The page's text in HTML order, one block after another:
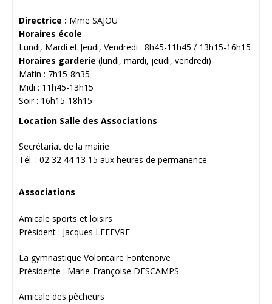
Directrice : Mme SAJOU
Horaires école
Lundi, Mardi et Jeudi, Vendredi : 8h45-11h45 / 13h15-16h15
Horaires garderie (lundi, mardi, jeudi, vendredi)
Matin : 7h15-8h35
Midi : 11h45-13h15
Soir : 16h15-18h15
Location Salle des Associations
Secrétariat de la mairie
Tél. : 02 32 44 13 15 aux heures de permanence
Associations
Amicale sports et loisirs
Président : Jacques LEFEVRE
La gymnastique Volontaire Fontenoive
Présidente : Marie-Françoise DESCAMPS
Amicale des pêcheurs